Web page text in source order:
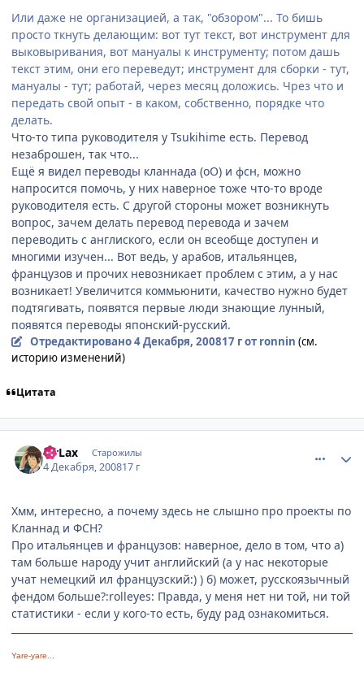
Или даже не организацией, а так, "обзором"... То бишь
просто ткнуть делающим: вот тут текст, вот инструмент для
выковыривания, вот мануалы к инструменту; потом дашь
текст этим, они его переведут; инструмент для сборки - тут,
мануалы - тут; работай, через месяц доложись. Чрез что и
передать свой опыт - в каком, собственно, порядке что
делать.
Что-то типа руководителя у Tsukihime есть. Перевод
незаброшен, так что...
Ещё я видел переводы кланнада (оО) и фсн, можно
напросится помочь, у них наверное тоже что-то вроде
руководителя есть. С другой стороны может возникнуть
вопрос, зачем делать перевод перевода и зачем
переводить с англиского, если он всеобще доступен и
многими изучен... Вот ведь, у арабов, итальянцев,
французов и прочих невозникает проблем с этим, а у нас
возникает! Увеличится коммьюнити, качество нужно будет
подтягивать, появятся первые люди знающие лунный,
появятся переводы японский-русский.
Отредактировано4 Декабря, 200817 гот ronnin (см.
историю изменений)
Цитата
MrLax Старожилы
4 Декабря, 200817 г
Хмм, интересно, а почему здесь не слышно про проекты по
Кланнад и ФСН?
Про итальянцев и французов: наверное, дело в том, что а)
там больше народу учит английский (а у нас некоторые
учат немецкий ил французский:) ) б) может, русскоязычный
фендом больше?:rolleyes: Правда, у меня нет ни той, ни той
статистики - если у кого-то есть, буду рад ознакомиться.
Yare-yare...